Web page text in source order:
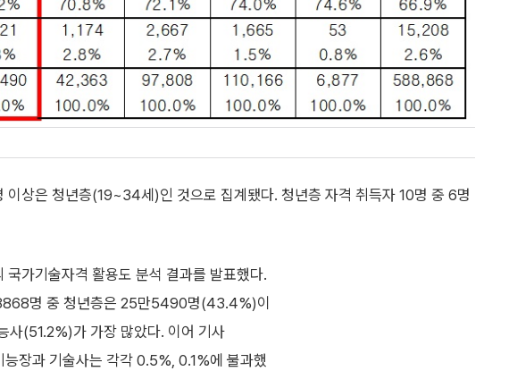
이상은 청년층(19~34세)인 것으로 집계됐다. 청년층 자격 취득자 10명 중 6명
가기술자격 활용도 분석 결과를 발표했다.
명 중 청년층은 25만5490명(43.4%)이
사(51.2%)가 가장 많았다. 이어 기사
장과 기술사는 각각 0.5%, 0.1%에 불과했